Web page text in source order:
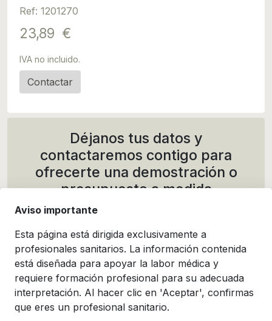
Ref: 1201270
23,89 €
IVA no incluido.
Contactar
Déjanos tus datos y
contactaremos contigo para
ofrecerte una demostración o
presupuesto a medida
Aviso importante
Esta página está dirigida exclusivamente a
profesionales sanitarios. La información contenida
está diseñada para apoyar la labor médica y
requiere formación profesional para su adecuada
interpretación. Al hacer clic en 'Aceptar', confirmas
que eres un profesional sanitario.